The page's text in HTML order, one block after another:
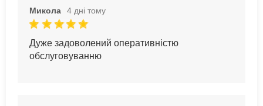
Микола 4 дні тому
Дуже задоволений оперативністю
обслуговуванню